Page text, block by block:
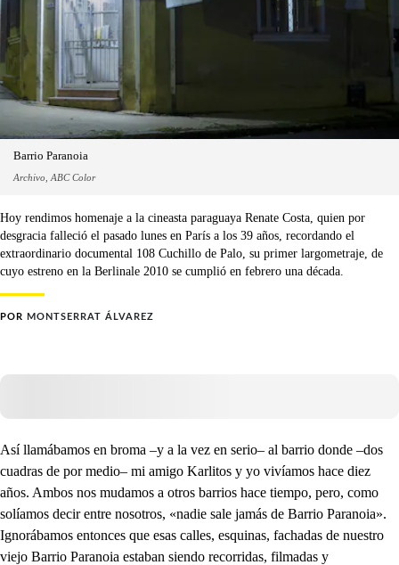
Barrio Paranoia
Archivo, ABC Color
Hoy rendimos homenaje a la cineasta paraguaya Renate Costa, quien por
desgracia falleció el pasado lunes en París a los 39 años, recordando el
extraordinario documental 108 Cuchillo de Palo, su primer largometraje, de
cuyo estreno en la Berlinale 2010 se cumplió en febrero una década.
POR MONTSERRAT ÁLVAREZ
Así llamábamos en broma –y a la vez en serio– al barrio donde –dos
cuadras de por medio– mi amigo Karlitos y yo vivíamos hace diez
años. Ambos nos mudamos a otros barrios hace tiempo, pero, como
solíamos decir entre nosotros, «nadie sale jamás de Barrio Paranoia».
Ignorábamos entonces que esas calles, esquinas, fachadas de nuestro
viejo Barrio Paranoia estaban siendo recorridas, filmadas y